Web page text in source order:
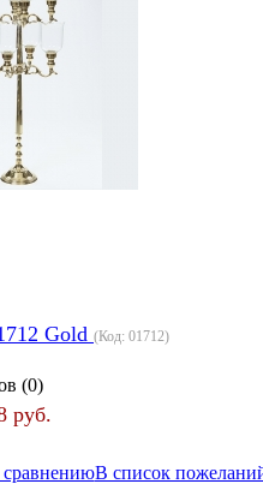
Gold (Код: 01712)
(0)
руб.
сравнениюВ список